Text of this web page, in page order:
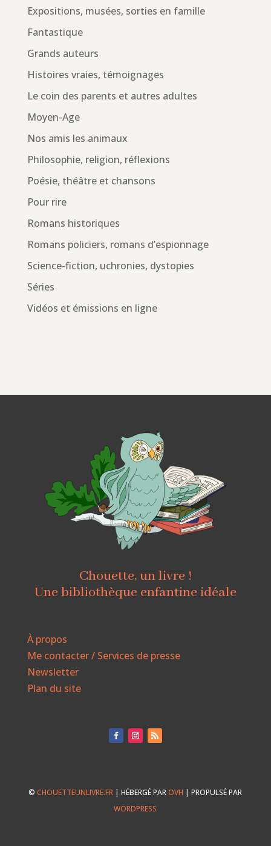
Expositions, musées, sorties en famille
Fantastique
Grands auteurs
Histoires vraies, témoignages
Le coin des parents et autres adultes
Moyen-Age
Nos amis les animaux
Philosophie, religion, réflexions
Poésie, théâtre et chansons
Pour rire
Romans historiques
Romans policiers, romans d’espionnage
Science-fiction, uchronies, dystopies
Séries
Vidéos et émissions en ligne
Chouette, un livre !
Une bibliothèque enfantine idéale
À propos
Me contacter / Services de presse
Newsletter
Plan du site
©CHOUETTEUNLIVRE.FR | HÉBERGÉ PAROVH | PROPULSÉ PAR
WORDPRESS